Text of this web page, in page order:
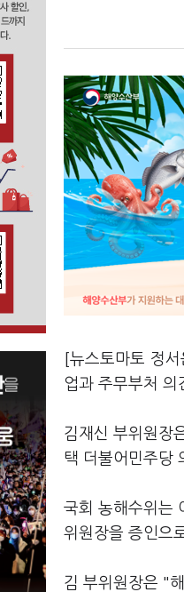
[뉴스토마토 정
업과 주무부처 의
김재신 부위원장
택 더불어민주당
국회 농해수위는
위원장을 증인으
김 부위원장은 "